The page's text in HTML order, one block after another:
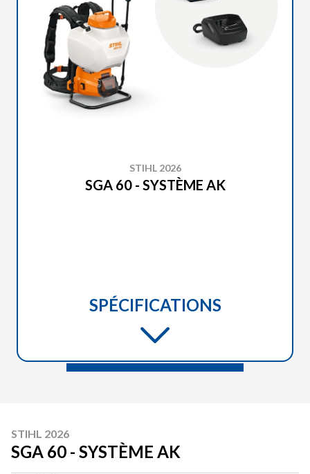
STIHL 2026
SGA 60 - SYSTÈME AK
SPÉCIFICATIONS
STIHL 2026
SGA 60 - SYSTÈME AK